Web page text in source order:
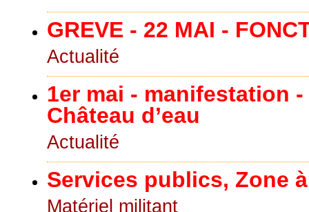
GREVE - 22 MAI -
Actualité
1er mai - manifestation
Château d’eau
Actualité
Services publics, Zone
Matériel militant